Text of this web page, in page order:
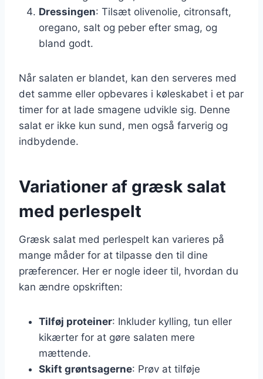
Dressingen: Tilsæt olivenolie, citronsaft,
oregano, salt og peber efter smag, og
bland godt.
Når salaten er blandet, kan den serveres med
det samme eller opbevares i køleskabet i et par
timer for at lade smagene udvikle sig. Denne
salat er ikke kun sund, men også farverig og
indbydende.
Variationer af græsk salat
med perlespelt
Græsk salat med perlespelt kan varieres på
mange måder for at tilpasse den til dine
præferencer. Her er nogle ideer til, hvordan du
kan ændre opskriften:
Tilføj proteiner: Inkluder kylling, tun eller
kikærter for at gøre salaten mere
mættende.
Skift grøntsagerne: Prøv at tilføje